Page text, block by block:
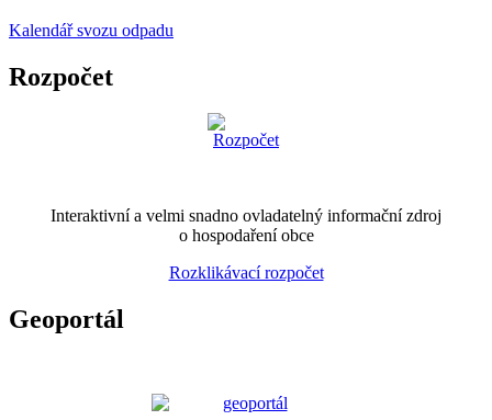
Kalendář svozu odpadu
Rozpočet
Interaktivní a velmi snadno ovladatelný informační zdroj
o hospodaření obce
Rozklikávací rozpočet
Geoportál